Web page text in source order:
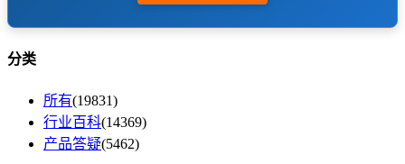
分类
所有(19831)
行业百科(14369)
产品答疑(5462)